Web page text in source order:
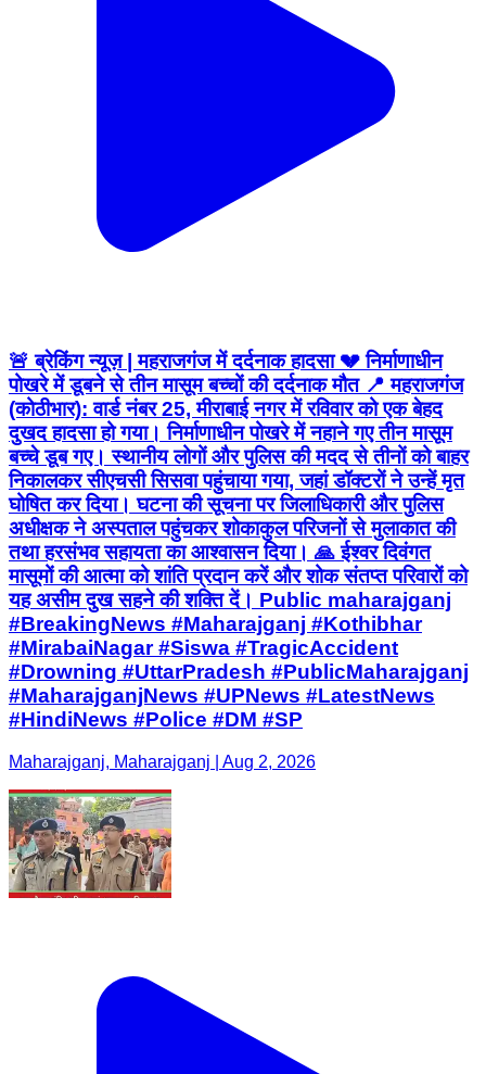
🚨 ब्रेकिंग न्यूज़ | महराजगंज में दर्दनाक हादसा 💔 निर्माणाधीन
पोखरे में डूबने से तीन मासूम बच्चों की दर्दनाक मौत 📍 महराजगंज
(कोठीभार): वार्ड नंबर 25, मीराबाई नगर में रविवार को एक बेहद
दुखद हादसा हो गया। निर्माणाधीन पोखरे में नहाने गए तीन मासूम
बच्चे डूब गए। स्थानीय लोगों और पुलिस की मदद से तीनों को बाहर
निकालकर सीएचसी सिसवा पहुंचाया गया, जहां डॉक्टरों ने उन्हें मृत
घोषित कर दिया। घटना की सूचना पर जिलाधिकारी और पुलिस
अधीक्षक ने अस्पताल पहुंचकर शोकाकुल परिजनों से मुलाकात की
तथा हरसंभव सहायता का आश्वासन दिया। 🙏 ईश्वर दिवंगत
मासूमों की आत्मा को शांति प्रदान करें और शोक संतप्त परिवारों को
यह असीम दुख सहने की शक्ति दें। Public maharajganj
#BreakingNews #Maharajganj #Kothibhar
#MirabaiNagar #Siswa #TragicAccident
#Drowning #UttarPradesh #PublicMaharajganj
#MaharajganjNews #UPNews #LatestNews
#HindiNews #Police #DM #SP
Maharajganj, Maharajganj | Aug 2, 2026